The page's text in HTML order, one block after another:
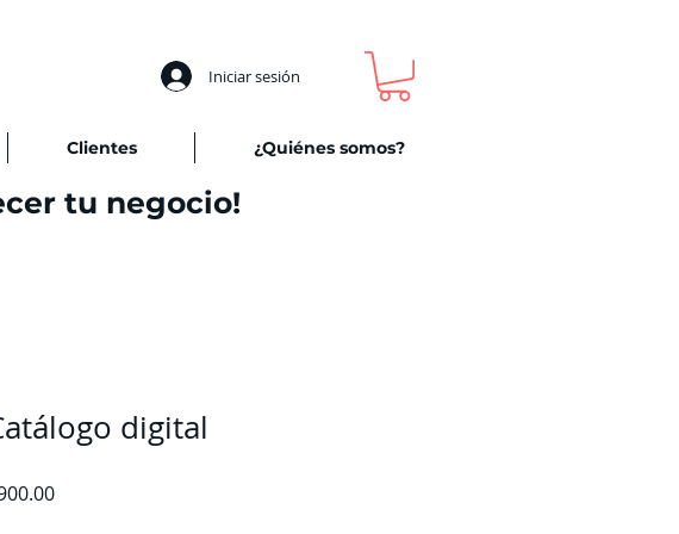
Iniciar sesión
Clientes ¿Quiénes somos?
tu negocio!
digital
Precio